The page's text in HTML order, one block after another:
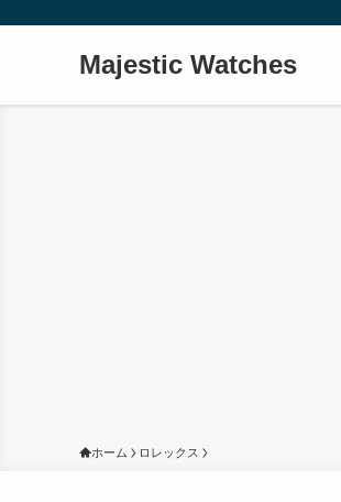
Majestic Watches
ホーム ロレックス